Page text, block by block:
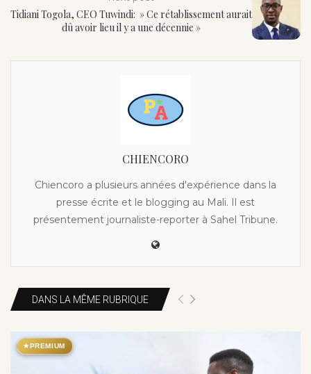
Tidiani Togola, CEO Tuwindi: » Ce rétablissement aurait
dû avoir lieu il y a une décennie »
CHIENCORO
Chiencoro a plusieurs années d'expérience dans la
presse écrite et le blogging au Mali. Il est
présentement journaliste-reporter à Sahel Tribune.
DANS LA MÊME RUBRIQUE
★PREMIUM